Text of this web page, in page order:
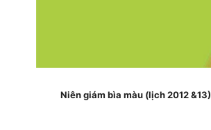
Niên giám bìa màu (lịch 2012 &13)